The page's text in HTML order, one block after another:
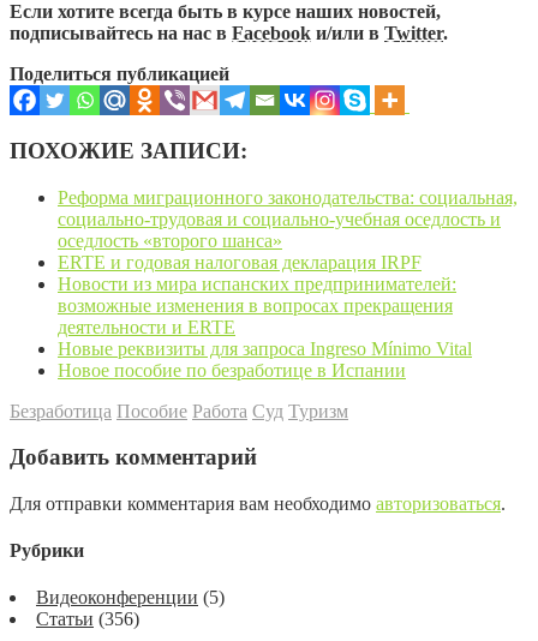
Если хотите всегда быть в курсе наших новостей,
подписывайтесь на нас в Facebook и/или в Twitter.
Поделиться публикацией
ПОХОЖИЕ ЗАПИСИ:
Реформа миграционного законодательства: социальная,
социально-трудовая и социально-учебная оседлость и
оседлость «второго шанса»
ERTE и годовая налоговая декларация IRPF
Новости из мира испанских предпринимателей:
возможные изменения в вопросах прекращения
деятельности и ERTE
Новые реквизиты для запроса Ingreso Mínimo Vital
Новое пособие по безработице в Испании
Безработица Пособие Работа Суд Туризм
Добавить комментарий
Для отправки комментария вам необходимо авторизоваться.
Рубрики
Видеоконференции (5)
Статьи (356)